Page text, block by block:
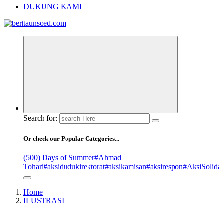
DUKUNG KAMI
Pemandu Wawasan Almamater
Search for:
Or check our Popular Categories...
(500) Days of Summer#Ahmad
Tohari#aksidudukirektorat#aksikamisan#aksirespon
Home
ILUSTRASI